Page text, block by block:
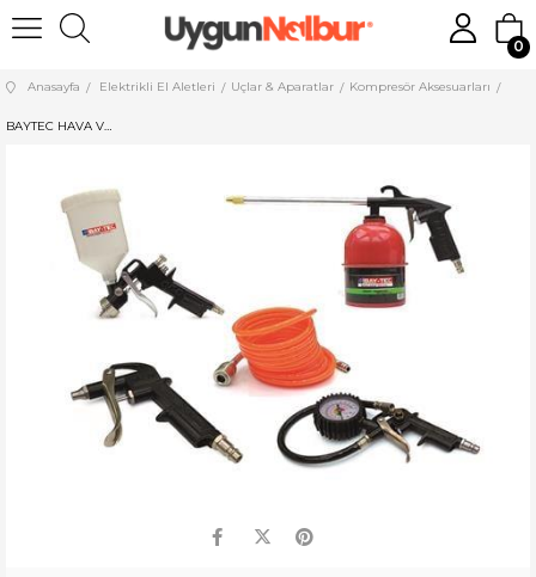
0
Anasayfa Elektrikli El Aletleri Uçlar & Aparatlar Kompresör Aksesuarları
BAYTEC HAVA VE BOYA TABANCA SETİ 5 PCS MK1304